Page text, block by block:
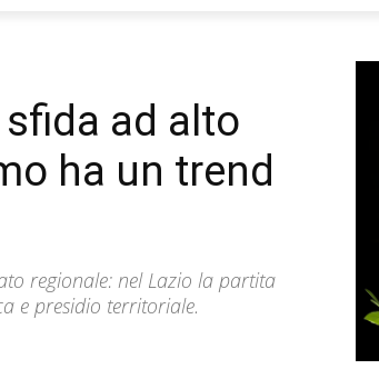
sfida ad alto
ha un trend
regionale: nel Lazio la partita
e presidio territoriale.